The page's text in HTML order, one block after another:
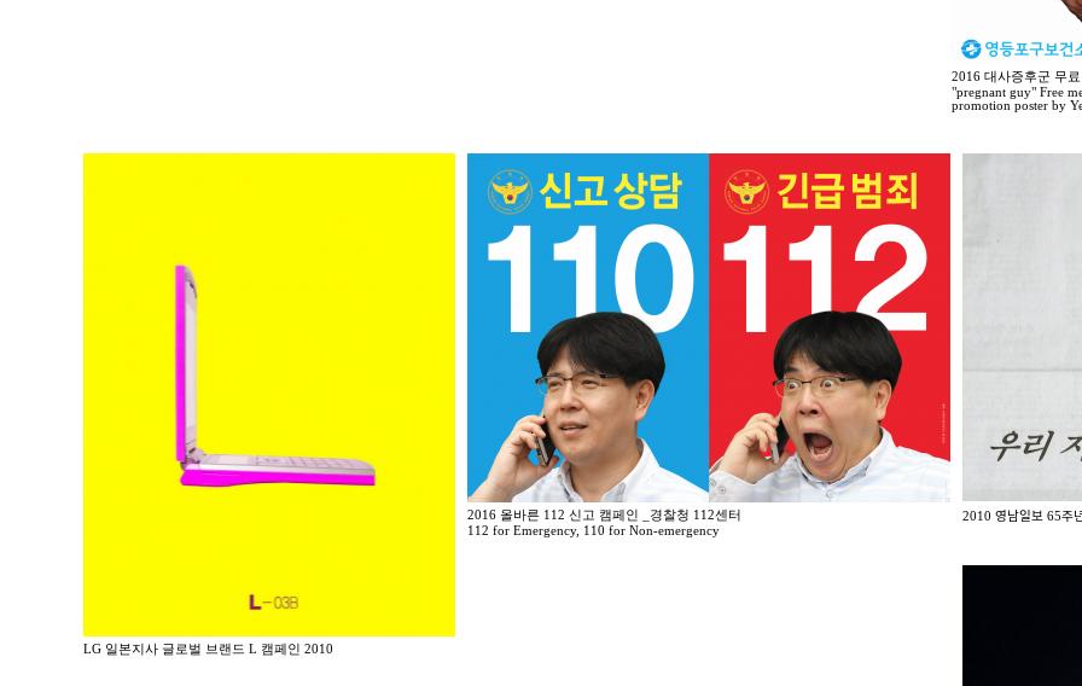
2016 대사증후군 무
"pregnant guy" Free
promotion poster by
LG 일본지사 글로벌 브랜드 L 캠페인 2010
2016 올바른 112 신고 캠페인 _경찰청 112센터
112 for Emergency, 110 for Non-emergency
2010 영남일보